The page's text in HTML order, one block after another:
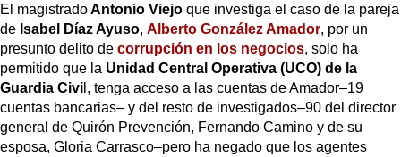
El magistradoAntonio Viejo que investiga el caso de la pareja
de Isabel Díaz Ayuso, Alberto González Amador, por un
presunto delito de corrupción en los negocios, solo ha
permitido que la Unidad Central Operativa (UCO) de la
Guardia Civi l, tenga acceso a las cuentas de Amador–19
cuentas bancarias– y del resto de investigados–90 del director
general de Quirón Prevención, Fernando Camino y de su
esposa, Gloria Carrasco–pero ha negado que los agentes